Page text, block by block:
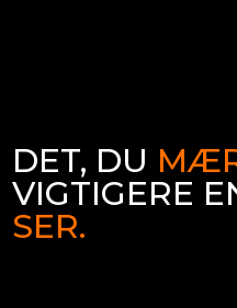
DET, DU
VIGTIGERE
SER.